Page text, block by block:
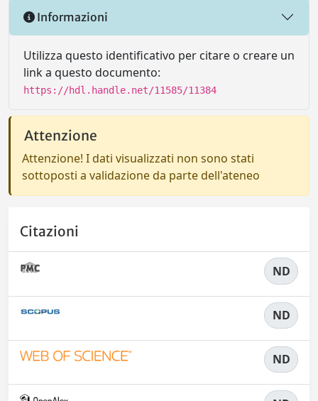
Informazioni
Utilizza questo identificativo per citare o creare un
link a questo documento:
https://hdl.handle.net/11585/11384
Attenzione
Attenzione! I dati visualizzati non sono stati
sottoposti a validazione da parte dell'ateneo
Citazioni
ND
ND
ND